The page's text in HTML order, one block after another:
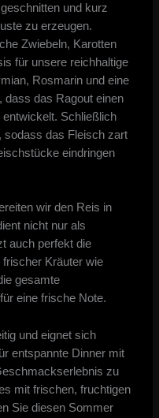
und kurz
zu erzeugen.
Zwiebeln, Karotten
für unsere reichhaltige
Rosmarin und eine
dass das Ragout einen
Schließlich
sodass das Fleisch zart
eindringen
wir den Reis in
nicht nur als
auch perfekt die
Kräuter wie
gesamte
eine frische Note.
und eignet sich
entspannte Dinner mit
zu
mit frischen, fruchtigen
Sie diesen Sommer